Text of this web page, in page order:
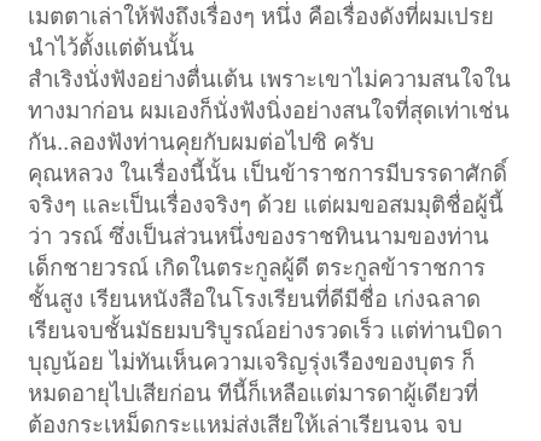
เมตตาเล่าให้ฟังถึงเรื่องๆ หนึ่ง คือเรื่องดังที่ผมเปรย
นำไว้ตั้งแต่ต้นนั้น
สำเริงนั่งฟังอย่างตื่นเต้น เพราะเขาไม่ความสนใจใน
ทางมาก่อน ผมเองก็นั่งฟังนิ่งอย่างสนใจที่สุดเท่าเช่น
กัน..ลองฟังท่านคุยกับผมต่อไปซิ ครับ
คุณหลวง ในเรื่องนี้นั้น เป็นข้าราชการมีบรรดาศักดิ์
จริงๆ และเป็นเรื่องจริงๆ ด้วย แต่ผมขอสมมุติชื่อผู้นี้
ว่า วรณ์ ซึ่งเป็นส่วนหนึ่งของราชทินนามของท่าน
เด็กชายวรณ์ เกิดในตระกูลผู้ดี ตระกูลข้าราชการ
ชั้นสูง เรียนหนังสือในโรงเรียนที่ดีมีชื่อ เก่งฉลาด
เรียนจบชั้นมัธยมบริบูรณ์อย่างรวดเร็ว แต่ท่านบิดา
บุญน้อย ไม่ทันเห็นความเจริญรุ่งเรืองของบุตร ก็
หมดอายุไปเสียก่อน ทีนี้ก็เหลือแต่มารดาผู้เดียวที่
ต้องกระเหม็ดกระแหม่ส่งเสียให้เล่าเรียนจน จบ